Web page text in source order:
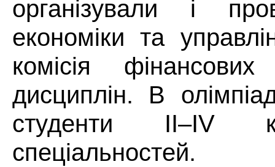
організували і
економіки та
комісія
дисциплін. В
студенти ІІ–ІV
спеціальностей.